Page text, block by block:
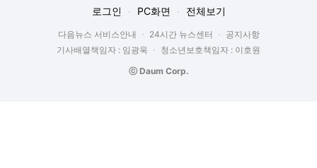
로그인 PC화면 전체보기
다음뉴스 서비스안내 24시간 뉴스센터
공지사항
기사배열책임자 : 임광욱
청소년보호책임자 : 이호원
ⓒ Daum Corp.